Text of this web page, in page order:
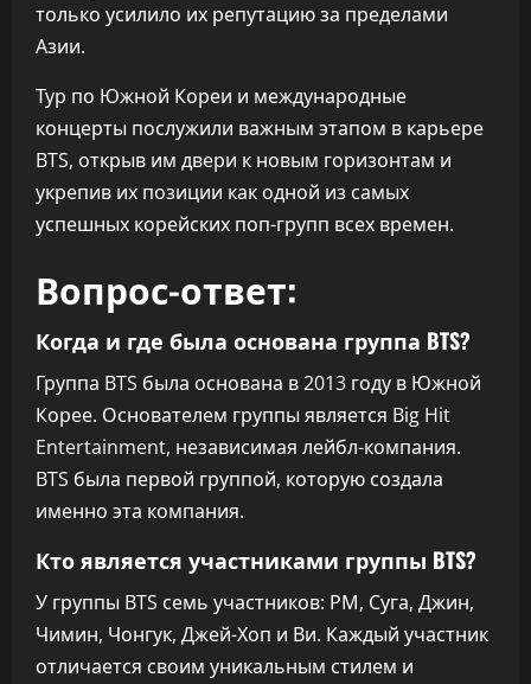
только усилило их репутацию за пределами
Азии.
Тур по Южной Кореи и международные
концерты послужили важным этапом в карьере
BTS, открыв им двери к новым горизонтам и
укрепив их позиции как одной из самых
успешных корейских поп-групп всех времен.
Вопрос-ответ:
Когда и где была основана группа BTS?
Группа BTS была основана в 2013 году в Южной
Корее. Основателем группы является Big Hit
Entertainment, независимая лейбл-компания.
BTS была первой группой, которую создала
именно эта компания.
Кто является участниками группы BTS?
У группы BTS семь участников: РМ, Суга, Джин,
Чимин, Чонгук, Джей-Хоп и Ви. Каждый участник
отличается своим уникальным стилем и